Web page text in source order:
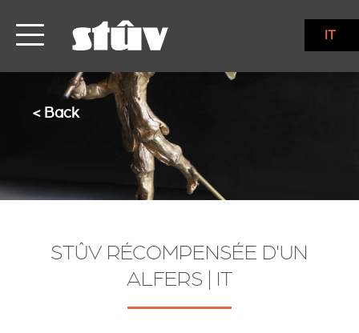
IT
< Back
STÛV RÉCOMPENSÉE D'UN
ALFERS | IT